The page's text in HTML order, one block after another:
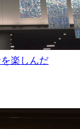
楽しんだ